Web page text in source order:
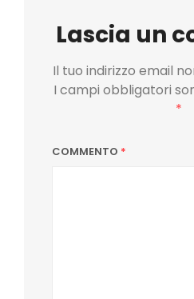
Lascia un
Il tuo indirizzo email
I campi obbligatori
*
COMMENTO *